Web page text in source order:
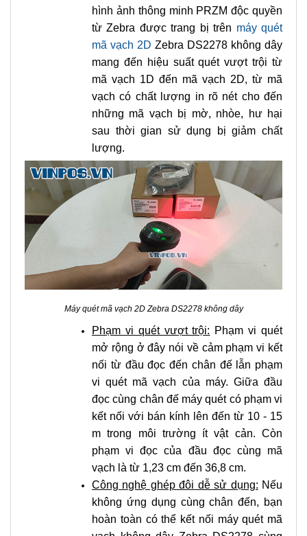
hình ảnh thông minh PRZM độc quyền
từ Zebra được trang bị trên máy quét
mã vạch 2D Zebra DS2278 không dây
mang đến hiệu suất quét vượt trội từ
mã vạch 1D đến mã vạch 2D, từ mã
vạch có chất lượng in rõ nét cho đến
những mã vạch bị mờ, nhòe, hư hại
sau thời gian sử dụng bị giảm chất
lượng.
Máy quét mã vạch 2D Zebra DS2278 không dây
Phạm vi quét vượt trội: Phạm vi quét
mở rộng ở đây nói về cảm phạm vi kết
nối từ đầu đọc đến chân đế lẫn phạm
vi quét mã vạch của máy. Giữa đầu
đọc cùng chân đế máy quét có phạm vi
kết nối với bán kính lên đến từ 10 - 15
m trong môi trường ít vật cản. Còn
phạm vi đọc của đầu đọc cùng mã
vạch là từ 1,23 cm đến 36,8 cm.
Công nghệ ghép đôi dễ sử dụng: Nếu
không ứng dụng cùng chân đến, bạn
hoàn toàn có thể kết nối máy quét mã